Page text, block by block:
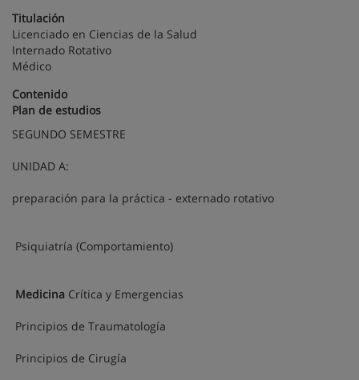
Titulación
Licenciado en Ciencias de la Salud
Internado Rotativo
Médico
Contenido
Plan de estudios
SEGUNDO SEMESTRE
UNIDAD A:
preparación para la práctica - externado rotativo
Psiquiatría (Comportamiento)
Medicina Crítica y Emergencias
Principios de Traumatología
Principios de Cirugía